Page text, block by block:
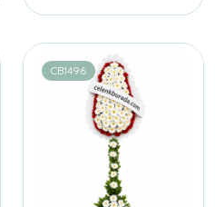
CB1496